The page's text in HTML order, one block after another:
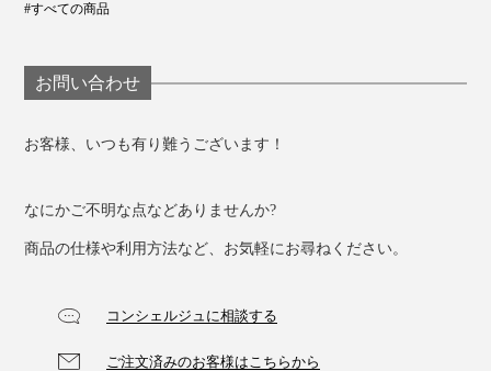
#すべての商品
お問い合わせ
お客様、いつも有り難うございます！
なにかご不明な点などありませんか?
商品の仕様や利用方法など、お気軽にお尋ねください。
コンシェルジュに相談する
ご注文済みのお客様はこちらから